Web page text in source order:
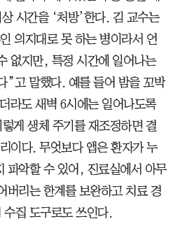
시간을 ‘처방’한다. 김 교수는
의지대로 못 하는 병이라서 언
없지만, 특정 시간에 일어나는
”고 말했다. 예를 들어 밤을 꼬박
라도 새벽 6시에는 일어나도록
게 생체 주기를 재조정하면 결
이다. 무엇보다 앱은 환자가 누
파악할 수 있어, 진료실에서 아무
버리는 한계를 보완하고 치료 경
집 도구로도 쓰인다.